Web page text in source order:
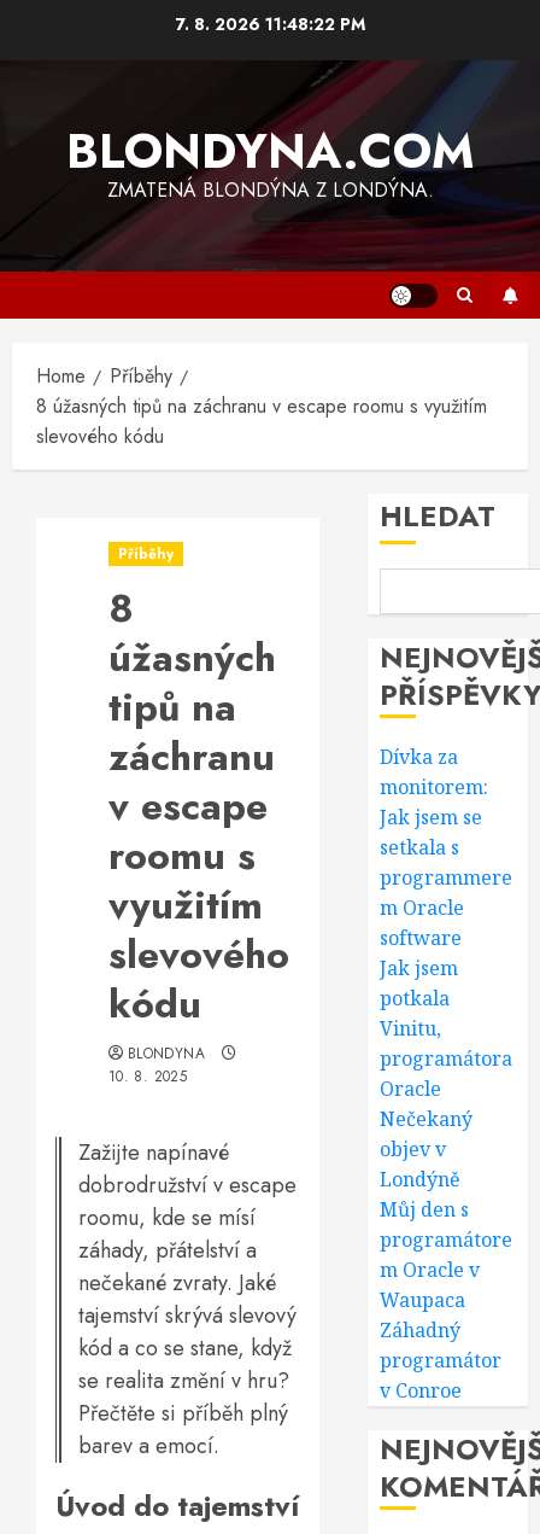
7. 8. 2026 11:48:23 PM
BLONDYNA.COM
ZMATENÁ BLONDÝNA Z LONDÝNA.
Home
Příběhy
8 úžasných tipů na záchranu v escape roomu s využitím
slevového kódu
Příběhy
8
úžasných
tipů na
záchranu
v escape
roomu s
využitím
slevového
kódu
BLONDYNA
10. 8. 2025
Zažijte napínavé
dobrodružství v escape
roomu, kde se mísí
záhady, přátelství a
nečekané zvraty. Jaké
tajemství skrývá slevový
kód a co se stane, když
se realita změní v hru?
Přečtěte si příběh plný
barev a emocí.
Úvod do tajemství
HLEDAT
Dívka za
monitorem:
Jak jsem se
setkala s
programmere
m Oracle
software
Jak jsem
potkala
Vinitu,
programátora
Oracle
Nečekaný
objev v
Londýně
Můj den s
programátore
m Oracle v
Waupaca
Záhadný
programátor
v Conroe